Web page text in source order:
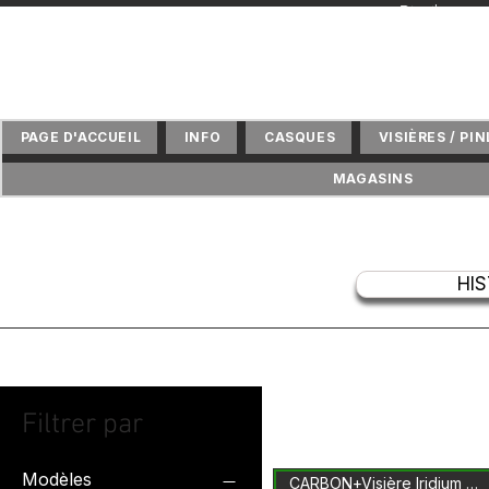
+
Filtrer par
Modèles CARBON+Visière Iridium Inclus
PAGE D'ACCUEIL INFO CASQUES VISIÈRES /
MAGASINS